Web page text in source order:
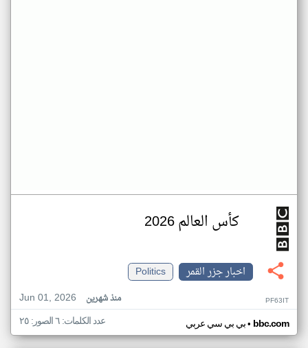
كأس العالم 2026
اخبار جزر القمر
Politics
Jun 01, 2026
منذ شهرين PF63IT
بي بي سي عربي• bbc.com عدد الكلمات: ٦ الصور: ٢٥